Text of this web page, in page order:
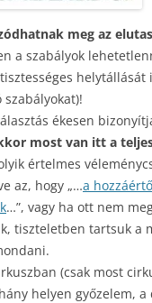
meg az
a szabályok
szabályokat)!
ékesen
most van itt a
értelmes
az, hogy „…a
…”, vagy ha ott nem
tiszteletben tartsuk a
(csak most
helyen győzelem,